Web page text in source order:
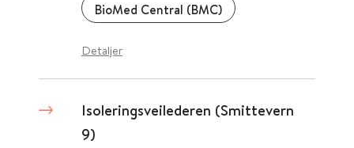
BioMed Central (BMC)
Detaljer
Isoleringsveilederen (Smittevern
9)